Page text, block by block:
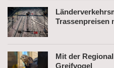
Trassenpreisen
Mit der
Greifvogel